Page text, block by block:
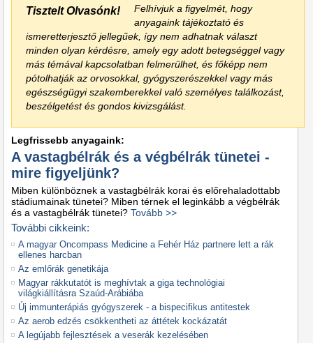
Tisztelt Olvasónk!
Felhívjuk a figyelmét, hogy
anyagaink tájékoztató és
ismeretterjesztő jellegűek, így nem adhatnak választ
minden olyan kérdésre, amely egy adott betegséggel vagy
más témával kapcsolatban felmerülhet, és főképp nem
pótolhatják az orvosokkal, gyógyszerészekkel vagy más
egészségügyi szakemberekkel való személyes találkozást,
beszélgetést és gondos kivizsgálást.
Legfrissebb anyagaink:
A vastagbélrák és a végbélrák tünetei -
mire figyeljünk?
Miben különböznek a vastagbélrák korai és előrehaladottabb
stádiumainak tünetei? Miben térnek el leginkább a végbélrák
és a vastagbélrák tünetei? Tovább >>
További cikkeink:
A magyar Oncompass Medicine a Fehér Ház partnere lett a rák
ellenes harcban
Az emlőrák genetikája
Magyar rákkutatót is meghívtak a giga technológiai
világkiállításra Szaúd-Arábiába
Új immunterápiás gyógyszerek - a bispecifikus antitestek
Az aerob edzés csökkentheti az áttétek kockázatát
A legújabb fejlesztések a veserák kezelésében